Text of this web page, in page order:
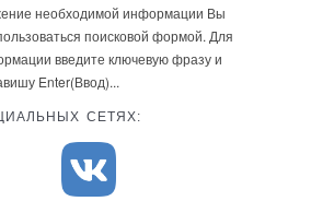
необходимой информации Вы
поисковой формой. Для
введите ключевую фразу и
Enter(Ввод)...
СЕТЯХ: